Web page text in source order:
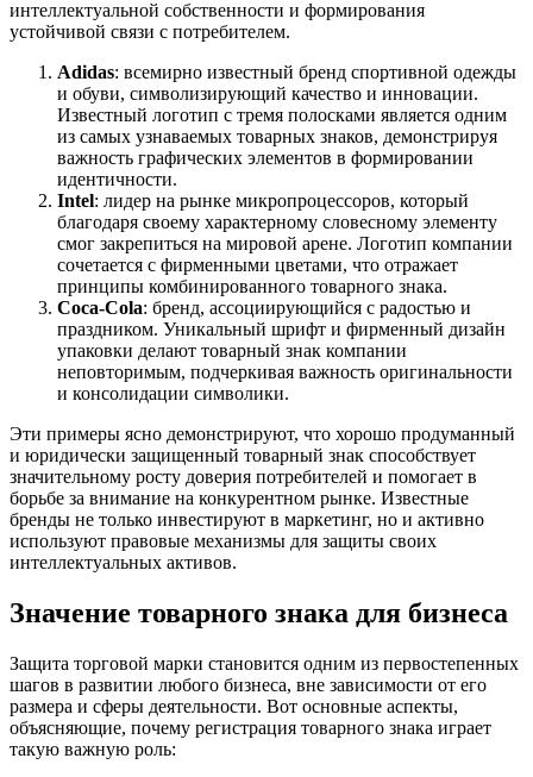
интеллектуальной собственности и формирования
устойчивой связи с потребителем.
Adidas: всемирно известный бренд спортивной одежды
и обуви, символизирующий качество и инновации.
Известный логотип с тремя полосками является одним
из самых узнаваемых товарных знаков, демонстрируя
важность графических элементов в формировании
идентичности.
Intel: лидер на рынке микропроцессоров, который
благодаря своему характерному словесному элементу
смог закрепиться на мировой арене. Логотип компании
сочетается с фирменными цветами, что отражает
принципы комбинированного товарного знака.
Coca-Cola: бренд, ассоциирующийся с радостью и
праздником. Уникальный шрифт и фирменный дизайн
упаковки делают товарный знак компании
неповторимым, подчеркивая важность оригинальности
и консолидации символики.
Эти примеры ясно демонстрируют, что хорошо продуманный
и юридически защищенный товарный знак способствует
значительному росту доверия потребителей и помогает в
борьбе за внимание на конкурентном рынке. Известные
бренды не только инвестируют в маркетинг, но и активно
используют правовые механизмы для защиты своих
интеллектуальных активов.
Значение товарного знака для бизнеса
Защита торговой марки становится одним из первостепенных
шагов в развитии любого бизнеса, вне зависимости от его
размера и сферы деятельности. Вот основные аспекты,
объясняющие, почему регистрация товарного знака играет
такую важную роль: